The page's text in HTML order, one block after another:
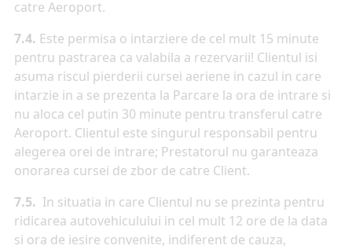
catre Aeroport.
7.4. Este permisa o intarziere de cel mult 15 minute
pentru pastrarea ca valabila a rezervarii! Clientul isi
asuma riscul pierderii cursei aeriene in cazul in care
intarzie in a se prezenta la Parcare la ora de intrare si
nu aloca cel putin 30 minute pentru transferul catre
Aeroport. Clientul este singurul responsabil pentru
alegerea orei de intrare; Prestatorul nu garanteaza
onorarea cursei de zbor de catre Client.
7.5. In situatia in care Clientul nu se prezinta pentru
ridicarea autovehiculului in cel mult 12 ore de la data
si ora de iesire convenite, indiferent de cauza,